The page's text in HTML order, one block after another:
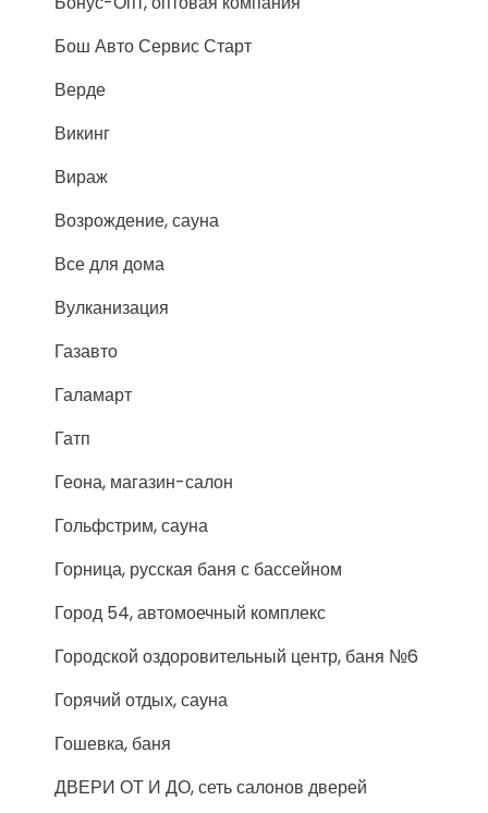
Бош Авто Сервис Старт
Верде
Викинг
Вираж
Возрождение, сауна
Все для дома
Вулканизация
Газавто
Галамарт
Гатп
Геона, магазин-салон
Гольфстрим, сауна
Горница, русская баня с бассейном
Город 54, автомоечный комплекс
Городской оздоровительный центр, баня №6
Горячий отдых, сауна
Гошевка, баня
ДВЕРИ ОТ И ДО, сеть салонов дверей